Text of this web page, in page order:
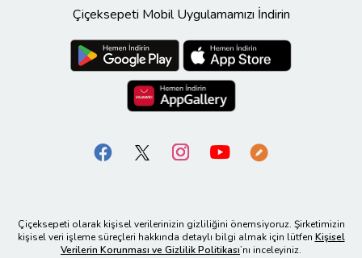
Çiçeksepeti Mobil Uygulamamızı İndirin
Çiçeksepeti olarak kişisel verilerinizin gizliliğini önemsiyoruz. Şirketimizin
kişisel veri işleme süreçleri hakkında detaylı bilgi almak için lütfen Kişisel
Verilerin Korunması ve Gizlilik Politikası’nı inceleyiniz.